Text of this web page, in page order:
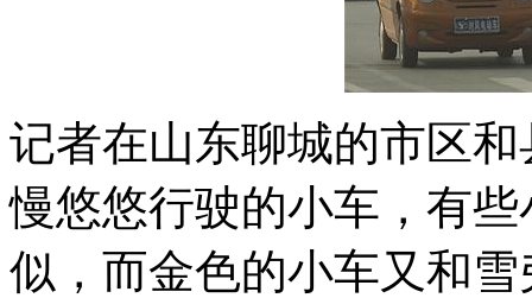
记者在山东聊城的市区
慢悠悠行驶的小车，有
似，而金色的小车又和